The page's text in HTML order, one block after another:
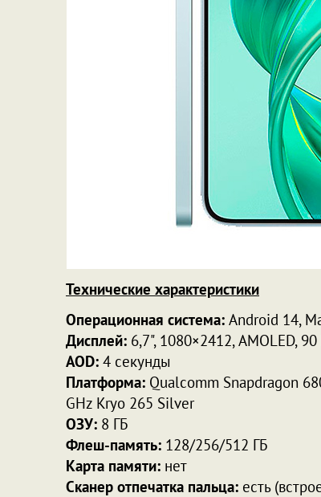
Технические характеристики
Операционная система: Android 14,
Дисплей: 6,7", 1080×2412, AMOLED,
AOD: 4 секунды
Платформа: Qualcomm Snapdragon
GHz Kryo 265 Silver
ОЗУ: 8 ГБ
Флеш-память: 128/256/512 ГБ
Карта памяти: нет
Сканер отпечатка пальца: есть